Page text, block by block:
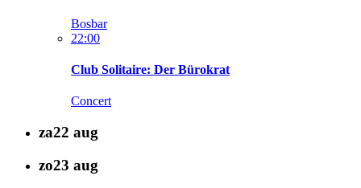
Bosbar
22:00
Club Solitaire: Der Bürokrat
Concert
za22 aug
zo23 aug